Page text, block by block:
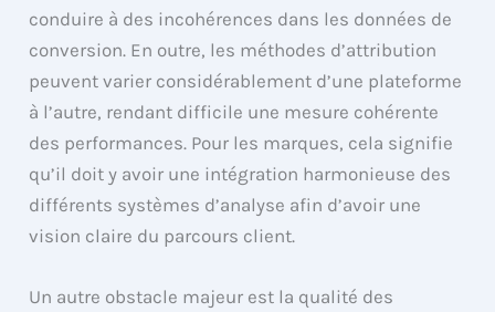
conduire à des incohérences dans les données de
conversion. En outre, les méthodes d’attribution
peuvent varier considérablement d’une plateforme
à l’autre, rendant difficile une mesure cohérente
des performances. Pour les marques, cela signifie
qu’il doit y avoir une intégration harmonieuse des
différents systèmes d’analyse afin d’avoir une
vision claire du parcours client.
Un autre obstacle majeur est la qualité des